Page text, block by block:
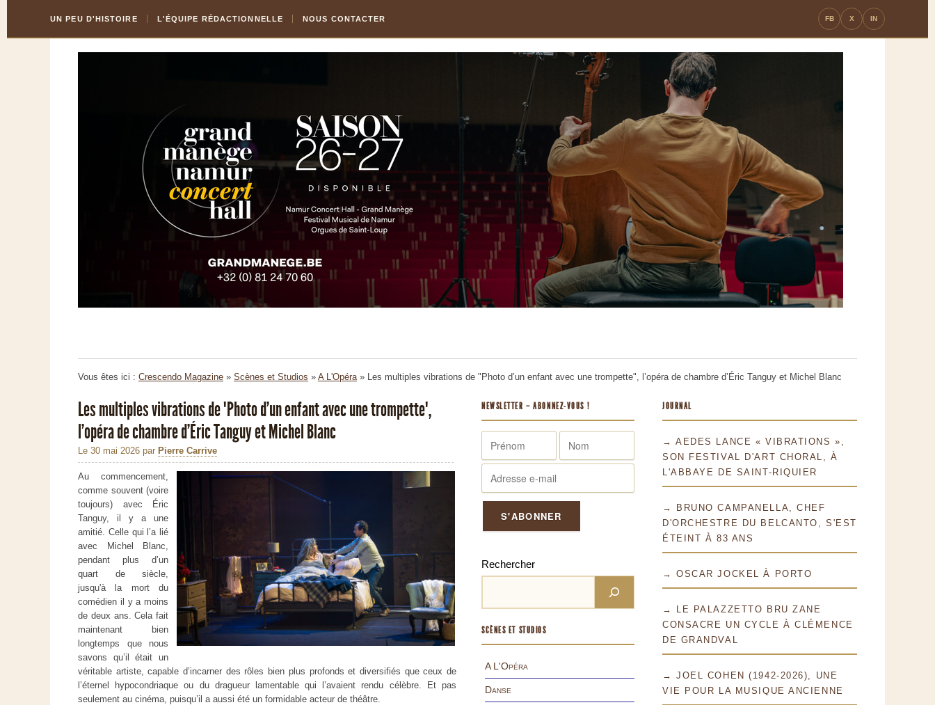
Content
la
UN PEU D'HISTOIRE L'ÉQUIPE RÉDACTIONNELLE NOUS CONTACTER FB X IN
Vous êtes ici : Crescendo Magazine » Scènes et Studios » A L'Opéra» Les multiples vibrations de "Photo d’un enfant avec une trompette", l’opéra de chambre d’Éric Tanguy et Michel Blanc
Les multiples vibrations de "Photo d’un enfant avec une trompette",
l’opéra de chambre d’Éric Tanguy et Michel Blanc
Le 30 mai 2026 par Pierre Carrive
Au commencement,
comme souvent (voire
toujours) avec Éric
Tanguy, il y a une
amitié. Celle qui l’a lié
avec Michel Blanc,
pendant plus d’un
quart de siècle,
jusqu'à la mort du
comédien il y a moins
de deux ans. Cela fait
maintenant bien
longtemps que nous
savons qu’il était un
véritable artiste, capable d’incarner des rôles bien plus profonds et diversifiés que ceux de
l’éternel hypocondriaque ou du dragueur lamentable qui l’avaient rendu célèbre. Et pas
seulement au cinéma, puisqu’il a aussi été un formidable acteur de théâtre.
NEWSLETTER – ABONNEZ-VOUS !
Rechercher
SCÈNES ET STUDIOS
A L'Opéra
Danse
JOURNAL
→ AEDES LANCE « VIBRATIONS »,
SON FESTIVAL D'ART CHORAL, À
L'ABBAYE DE SAINT-RIQUIER
→ BRUNO CAMPANELLA, CHEF
D'ORCHESTRE DU BELCANTO, S'EST
ÉTEINT À 83 ANS
→ OSCAR JOCKEL À PORTO
→ LE PALAZZETTO BRU ZANE
CONSACRE UN CYCLE À CLÉMENCE
DE GRANDVAL
→ JOEL COHEN (1942-2026), UNE
VIE POUR LA MUSIQUE ANCIENNE